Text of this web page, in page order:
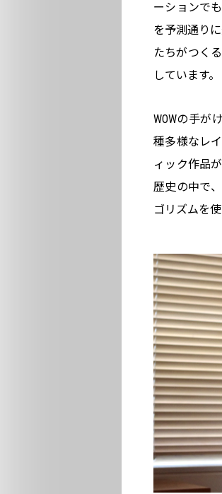
ーションで
を予測通り
たちがつく
しています。
WOWの手が
種多様なレ
ィック作品
歴史の中で
ゴリズムを